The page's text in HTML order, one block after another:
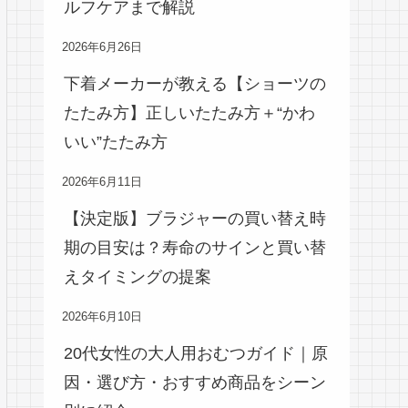
ルフケアまで解説
2026年6月26日
下着メーカーが教える【ショーツの
たたみ方】正しいたたみ方＋“かわ
いい”たたみ方
2026年6月11日
【決定版】ブラジャーの買い替え時
期の目安は？寿命のサインと買い替
えタイミングの提案
2026年6月10日
20代女性の大人用おむつガイド｜原
因・選び方・おすすめ商品をシーン